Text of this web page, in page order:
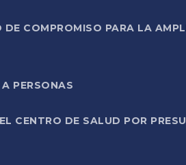
COMPROMISO PARA LA
PERSONAS
CENTRO DE SALUD POR